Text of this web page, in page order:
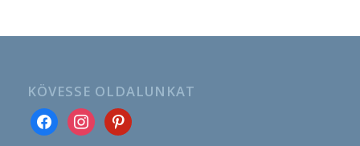
KÖVESSE OLDALUNKAT